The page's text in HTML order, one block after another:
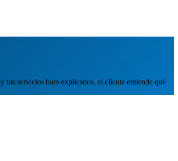
y tus servicios bien explicados, el cliente entiende qué